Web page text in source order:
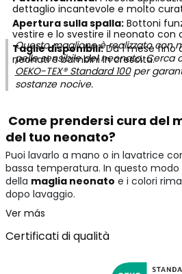
dettaglio incantevole e molto
Apertura sulla spalla:Bottoni
vestire e lo svestire il neonato con
Taglie disponibili:Da 1 mese fino
neonati e bambini in crescita.
Questo maglione è realizzato con
pelle sensibile del neonato. Cerca
OEKO-TEX® Standard 100per
sostanze nocive.
Come prendersi cura del
del tuo neonato?
Puoi lavarlo a mano o in lavatrice
bassa temperatura. In questo
della maglia neonato e i colori
dopo lavaggio.
Ver más
Certificati di qualità